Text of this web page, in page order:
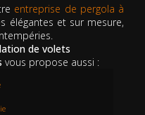
entreprise de pergola à
élégantes et sur mesure,
de volets
vous propose aussi :